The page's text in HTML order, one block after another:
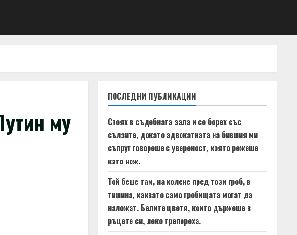
му
ПОСЛЕДНИ ПУБЛИКАЦИИ
Стоях в съдебната зала и се борех със
сълзите, докато адвокатката на бившия ми
съпруг говореше с увереност, която режеше
като нож.
Той беше там, на колене пред този гроб, в
тишина, каквато само гробищата могат да
наложат. Белите цветя, които държеше в
ръцете си, леко трепереха.